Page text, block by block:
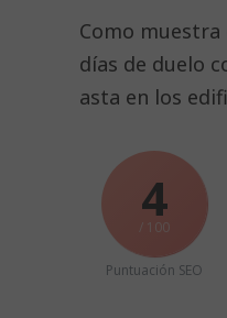
Como
días de duelo
asta en los
4
/ 100
Puntuación SEO